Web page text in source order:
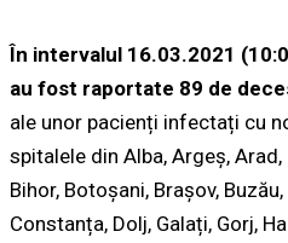
În intervalul 16.03.2021
au fost raportate 89 de
ale unor pacienți infectați cu
spitalele din Alba, Argeș,
Bihor, Botoșani, Brașov,
Constanța, Dolj, Galați, Gorj,